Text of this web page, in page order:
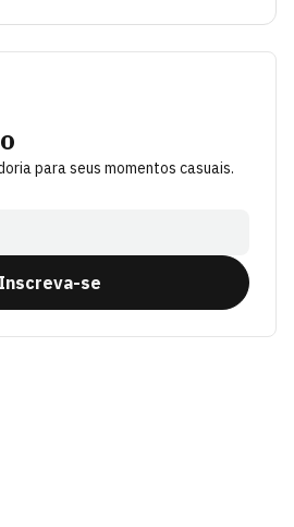
para seus momentos casuais.
Inscreva-se